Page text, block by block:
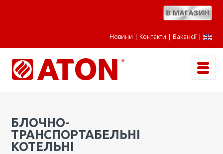
Новини Контакти Вакансії|
БЛОЧНО-
ТРАНСПОРТАБЕЛЬНІ
КОТЕЛЬНІ